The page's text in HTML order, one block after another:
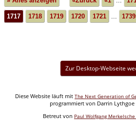
1717 1718 1719 1720 1721 ...
Zur Desktop-Webseite
Diese Website läuft mit The Next Generation of
programmiert von Darrin Lythgoe
Betreut von Paul Wolfgang